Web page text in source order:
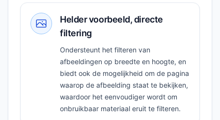
Helder voorbeeld, directe
filtering
Ondersteunt het filteren van
afbeeldingen op breedte en hoogte, en
biedt ook de mogelijkheid om de pagina
waarop de afbeelding staat te bekijken,
waardoor het eenvoudiger wordt om
onbruikbaar materiaal eruit te filteren.